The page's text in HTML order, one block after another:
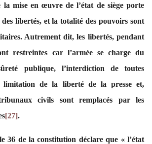
mise en œuvre de l’état de siège porte
libertés, et la totalité des pouvoirs sont
Autrement dit, les libertés, pendant
restreintes car l’armée se charge du
publique, l’interdiction de toutes
limitation de la liberté de la presse et,
civils sont remplacés par les
[27].
36 de la constitution déclare que « l’état